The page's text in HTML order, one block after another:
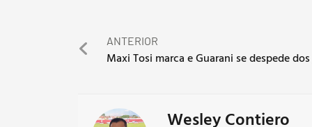
ANTERIOR
Wesley Contiero